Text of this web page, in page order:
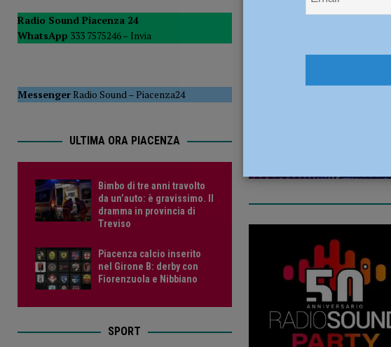
[ 6 Agosto 2026 ] Droga sulle strade, controlli a tappeto dei carabinieri: sette
PIACENZA
Radio Sound Piacenza 24
WhatsApp 333 7575246 – Invia
MessengerRadio Sound–Piacenza24
ULTIMA ORA PIACENZA
Bimbo di tre anni travolto
da un’auto: è gravissimo. Il
dramma in provincia di
Treviso
Piacenza calcio inserito
nel Girone B: derby con
Fiorenzuola e Nibbiano
SPORT